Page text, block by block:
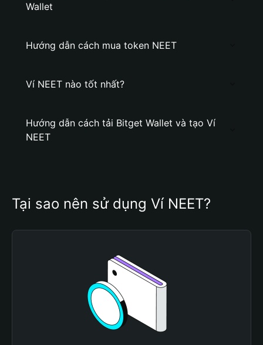
Wallet
Hướng dẫn cách mua token NEET
Ví NEET nào tốt nhất?
Hướng dẫn cách tải Bitget Wallet và tạo Ví
NEET
Tại sao nên sử dụng Ví NEET?